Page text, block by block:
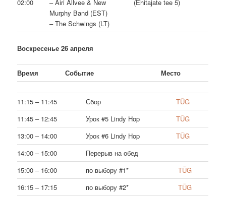
02:00
– Airi Allvee & New
Murphy Band (EST)
– The Schwings (LT)
(Ehitajate tee 5)
Воскресенье 26 апреля
Время Событие Место
11:15 – 11:45 Сбор
TÜG
11:45 – 12:45
Урок #5 Lindy Hop
TÜG
13:00 – 14:00
Урок #6 Lindy Hop
TÜG
14:00 – 15:00
Перерыв на обед
15:00 – 16:00
по выбору #1*
TÜG
16:15 – 17:15
по выбору #2* TÜG